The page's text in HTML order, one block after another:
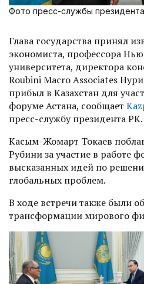
Фото пресс-службы
Глава государства принял
экономиста, профессора
университета, директора
Roubini Macro Associates
прибыл в Казахстан для
форуме Астана, сообщает
пресс-службу президента РК.
Касым-Жомарт Токаев
Рубини за участие в работе
высказанных идей по
глобальных проблем.
В ходе встречи также были
трансформации мирового